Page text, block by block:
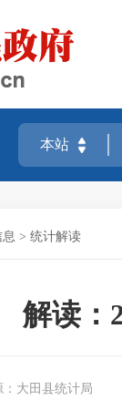
> 统计解读
解读：
：大田县统计局